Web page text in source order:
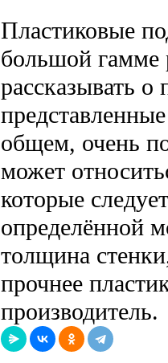
Пластиковые
большой гамме
рассказывать о
общем, очень
может
которые
определённой
толщина
прочнее
производитель.